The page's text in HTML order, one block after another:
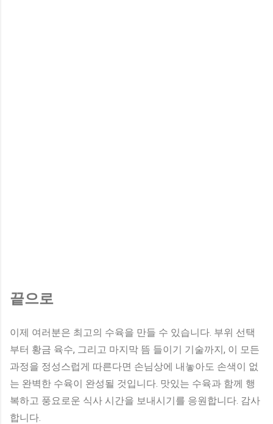
끝으로
이제 여러분은 최고의 수육을 만들 수 있습니다. 부위 선택
부터 황금 육수, 그리고 마지막 뜸 들이기 기술까지, 이 모든
과정을 정성스럽게 따른다면 손님상에 내놓아도 손색이 없
는 완벽한 수육이 완성될 것입니다. 맛있는 수육과 함께 행
복하고 풍요로운 식사 시간을 보내시기를 응원합니다. 감사
합니다.